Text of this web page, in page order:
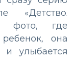
«Детство.
фото, где
она
улыбается